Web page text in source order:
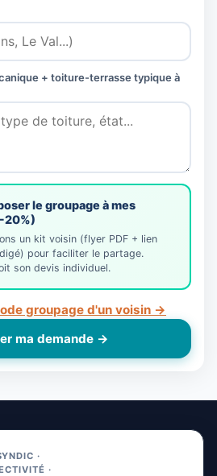
+ toiture-terrasse typique à
le groupage à mes
un kit voisin (flyer PDF + lien
pour faciliter le partage.
son devis individuel.
groupage d'un voisin →
ma demande →
·
·